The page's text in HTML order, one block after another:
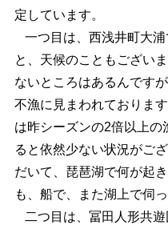
定しています。
一つ目は、西浅井町大
と、天候のこともござい
ないところはあるんです
不漁に見まわれておりま
は昨シーズンの2倍以上
ると依然少ない状況がご
だいて、琵琶湖で何が起
も、船で、また湖上で伺
二つ目は、冨田人形共